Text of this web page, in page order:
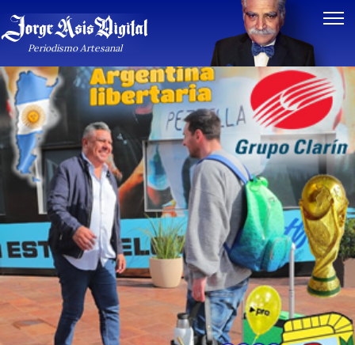
Periodismo Artesanal
Notas de Oberdan Rocamora